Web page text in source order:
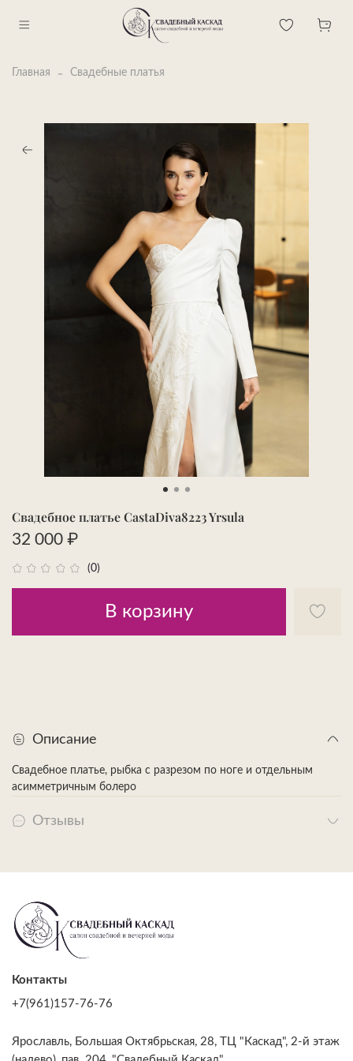
Главная Свадебные платья
(0)
Свадебное платье CastaDiva8223 Yrsula
32 000 ₽
В корзину
Описание
Свадебное платье, рыбка с разрезом по ноге и отдельным
асимметричным болеро
Отзывы
Контакты
+7(961)157-76-76
Ярославль, Большая Октябрьская, 28, ТЦ "Каскад", 2-й этаж